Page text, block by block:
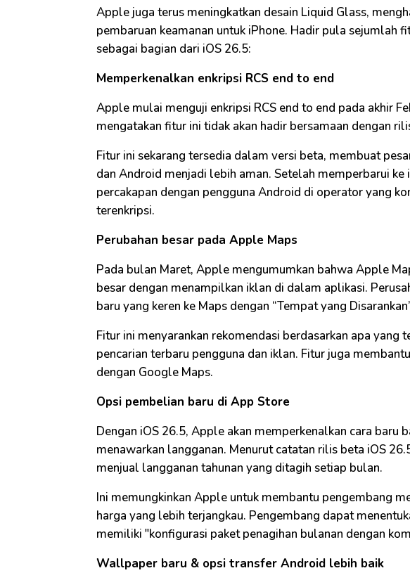
Apple juga terus meningkatkan desain Liquid Glass,
pembaruan keamanan untuk iPhone. Hadir pula sejumlah
sebagai bagian dari iOS 26.5:
Memperkenalkan enkripsi RCS end to end
Apple mulai menguji enkripsi RCS end to end pada akhir
mengatakan fitur ini tidak akan hadir bersamaan dengan
Fitur ini sekarang tersedia dalam versi beta, membuat
dan Android menjadi lebih aman. Setelah memperbarui ke
percakapan dengan pengguna Android di operator yang
terenkripsi.
Perubahan besar pada Apple Maps
Pada bulan Maret, Apple mengumumkan bahwa Apple
besar dengan menampilkan iklan di dalam aplikasi.
baru yang keren ke Maps dengan “Tempat yang
Fitur ini menyarankan rekomendasi berdasarkan apa yang
pencarian terbaru pengguna dan iklan. Fitur juga
dengan Google Maps.
Opsi pembelian baru di App Store
Dengan iOS 26.5, Apple akan memperkenalkan cara baru
menawarkan langganan. Menurut catatan rilis beta iOS
menjual langganan tahunan yang ditagih setiap bulan.
Ini memungkinkan Apple untuk membantu pengembang
harga yang lebih terjangkau. Pengembang dapat
memiliki "konfigurasi paket penagihan bulanan dengan
Wallpaper baru & opsi transfer Android lebih baik